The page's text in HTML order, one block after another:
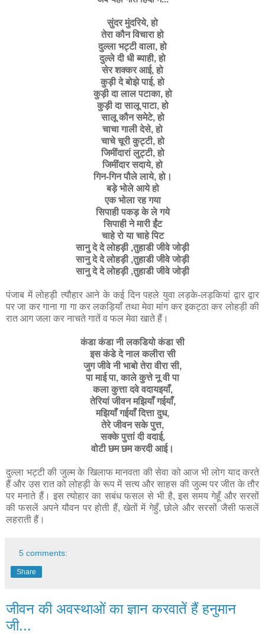
सुंदर मुंदरिये,हो
तेरा कौन विचारा हो
दुल्ला भट्टी वाला,हो
दुल्ले दी धी ब्याही,हो
सेर शक्कर आई,हो
कुड़ी दे बोझे पाई,हो
कुड़ी दा लाल पटाका,हो
कुड़ी दा सालू पाटा,हो
सालू कौन समेटे,हो
चाचा गाली देसे,हो
चाचे चूरी कुट्टी,हो
जिमींदारां लुट्टी,हो
जिमींदार सदाये,हो
गिन-गिन पौले लाये,हो।
बड़े भोले आये हो
एक भोला रह गया
सिपाही पकड़ के ले गये
सिपाही ने मारी ईंट
चाहे रो या चाहे पिट
सानु दे दे लोहड़ी,तुहाडी जीवे जोड़ी
सानु दे दे लोहड़ी,तुहाडी जीवे जोड़ी
सानु दे दे लोहड़ी,तुहाडी जीवे जोड़ी
पंजाब में लोहड़ी त्यौहार आने के कई दिन पहले युवा लड़के-लड़कियां द्वार द्वार
पर जा कर गाना गा गा कर लकड़ियाँ तथा मेवा मांग कर इकट्ठा कर लोहड़ी की
रात आग जला कर नाचते गातें व फल मेवा खाते हैं।
कंडा कंडा नी लकडियो कंडा सी
इस कंडे दे नाल कलीरा सी
जुग जीवे नी भाबो तेरा वीरा सी,
पा माई पा,काले कुत्ते नू वी पा
कला कुत्ता दवे वदायइयाँ,
तेरियां जीवन मझियाँ गईयाँ,
मझियाँ गईयाँ दित्ता दुध,
तेरे जीवन सके पुत्त,
सक्के पुत्तां दी वदाई,
वोटी छम छम करदी आई।
दुल्ला भट्टी की जुल्म के खिलाफ मानवता की सेवा को आज भी लोग याद करते
हैं और उस रात को लोहड़ी के रूप में सत्य और साहस की जुल्म पर जीत के तौर
पर मनाते हैं। इस त्योहार का सबंध फसल से भी है, इस समय गेहूँ और सरसों
की फसलें अपने यौवन पर होती हैं, खेतों में गेहुँ, छोले और सरसों जैसी फसलें
लहराती हैं।
5 comments:
Share
जीवन की अवस्थाओं का ज्ञान करवातें हैं हनुमान
जी...